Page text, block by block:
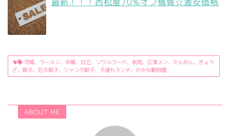
茨城、ラーメン、中華、日立、ソウルフード、桃苑、広東メン、たんめん、ぎょう
ざ、餃子、巨大餃子、ジャンボ餃子、子連れランチ、かみね動物園
ABOUT ME